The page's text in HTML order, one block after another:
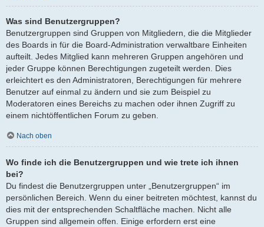
Was sind Benutzergruppen?
Benutzergruppen sind Gruppen von Mitgliedern, die die Mitglieder
des Boards in für die Board-Administration verwaltbare Einheiten
aufteilt. Jedes Mitglied kann mehreren Gruppen angehören und
jeder Gruppe können Berechtigungen zugeteilt werden. Dies
erleichtert es den Administratoren, Berechtigungen für mehrere
Benutzer auf einmal zu ändern und sie zum Beispiel zu
Moderatoren eines Bereichs zu machen oder ihnen Zugriff zu
einem nichtöffentlichen Forum zu geben.
Nach oben
Wo finde ich die Benutzergruppen und wie trete ich ihnen
bei?
Du findest die Benutzergruppen unter „Benutzergruppen“ im
persönlichen Bereich. Wenn du einer beitreten möchtest, kannst du
dies mit der entsprechenden Schaltfläche machen. Nicht alle
Gruppen sind allgemein offen. Einige erfordern erst eine